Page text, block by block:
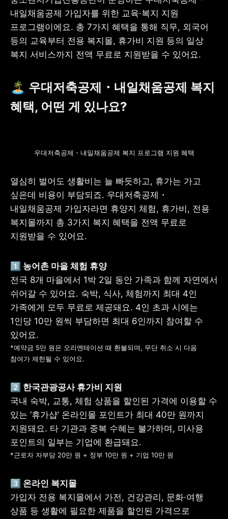
내일채움공제 가입자를 위한 교육·복지 지원
프로그램이에요. 총 7가지 혜택을 통해 직무, 외국어
등의 교육부터 전용 복지몰, 휴가비 지원 등의 일상
복지 서비스까지 전액 무료로 지원받을 수 있어요.
🏝️ 우대저축공제・내일채움공제 복지
혜택, 어떤 게 있나요?
우대저축공제・내일채움공제 복지 프로그램 지원 혜택
열심히 벌어도 생활비는 늘 빠듯하고, 휴가는 가고
싶은데 비용이 부담되죠. 우대저축공제・
내일채움공제 가입자라면 휴양지 체험, 휴가비, 전용
복지몰까지 총 3가지 복지 혜택을 전액 무료로
지원받을 수 있어요.
전국 8개 마을에서 1박 2일 동안 가족과 함께 자연에서
쉬어갈 수 있어요. 숙박, 식사, 체험까지 최대 4인
가족에게 모두 무료로 제공돼요. 4인 초과 시에는
1인당 10만 원씩 부담하면 최대 6인까지 참여할 수
*예약금 5만 원은 오리엔테이션 때 환불되며, 무단 취소 시 다음
참여가 제한될 수 있어요.
국내 숙박, 교통, 체험 상품을 할인된 가격에 이용할 수
있는 ‘휴가샵’ 온라인몰 포인트가 최대 40만 원까지
지원돼요. 타 기관과 중복 수혜는 불가하며, 미사용
*근로자 자부담 20만 원 + 정부 10만 원 + 기업 10만 원
3️⃣
가입자 전용 복지몰에서 가전, 건강관리, 문화·여행
상품 등 생활에 필요한 제품을 할인된 가격으로